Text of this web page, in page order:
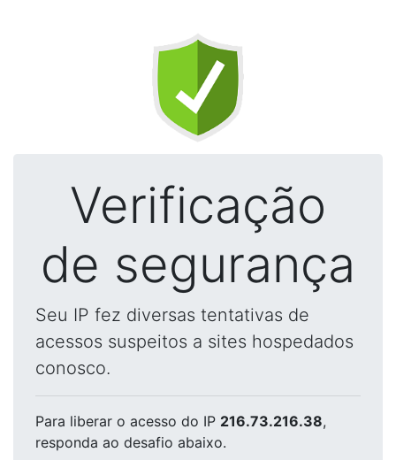
Verificação
de segurança
Seu IP fez diversas tentativas de
acessos suspeitos a sites hospedados
conosco.
Para liberar o acesso do IP 216.73.216.38,
responda ao desafio abaixo.